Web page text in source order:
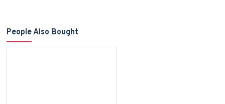
People Also Bought